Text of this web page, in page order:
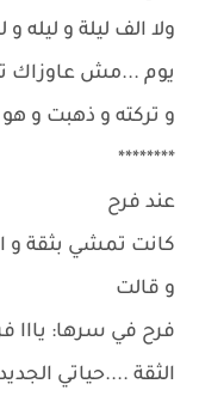
ولا الف ليلة و
يوم ...مش عاوزاك
و تركته و ذهبت و
********
عند فرح
كانت تمشي بثقة و
و قالت
فرح في سرها: يااا
الثقة ....حياتي